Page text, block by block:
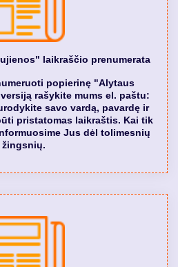
laikraščio prenumerata
popierinę "Alytaus
rašykite mums el. paštu:
savo vardą, pavardę ir
pristatomas laikraštis. Kai tik
Jus dėl tolimesnių
žingsnių.